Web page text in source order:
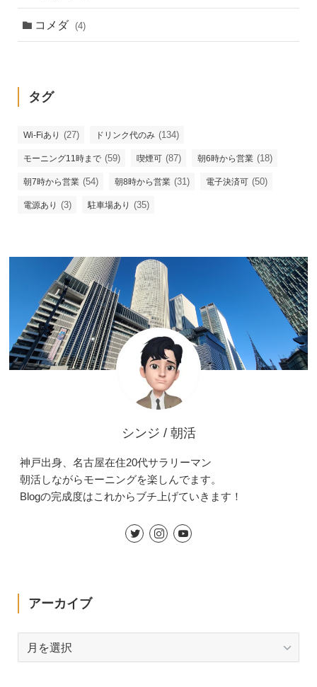
コメダ (4)
タグ
Wi-Fiあり (27) ドリンク代のみ (134)
モーニング11時まで (59) 喫煙可 (87) 朝6時から営業 (18)
朝7時から営業 (54) 朝8時から営業 (31) 電子決済可 (50)
電源あり (3) 駐車場あり (35)
シンジ / 朝活
神戸出身、名古屋在住20代サラリーマン
朝活しながらモーニングを楽しんでます。
Blogの完成度はこれからブチ上げていきます！
アーカイブ